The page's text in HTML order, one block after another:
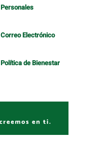
Personales
Correo Electrónico
Política de Bienestar